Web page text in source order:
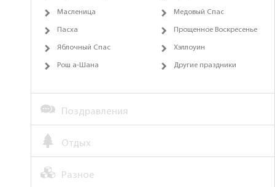
Масленица Медовый Спас
Пасха Прощенное Воскресенье
Яблочный Спас Хэллоуин
Рош а-Шана Другие праздники
Поздравления
Отдых
Разное